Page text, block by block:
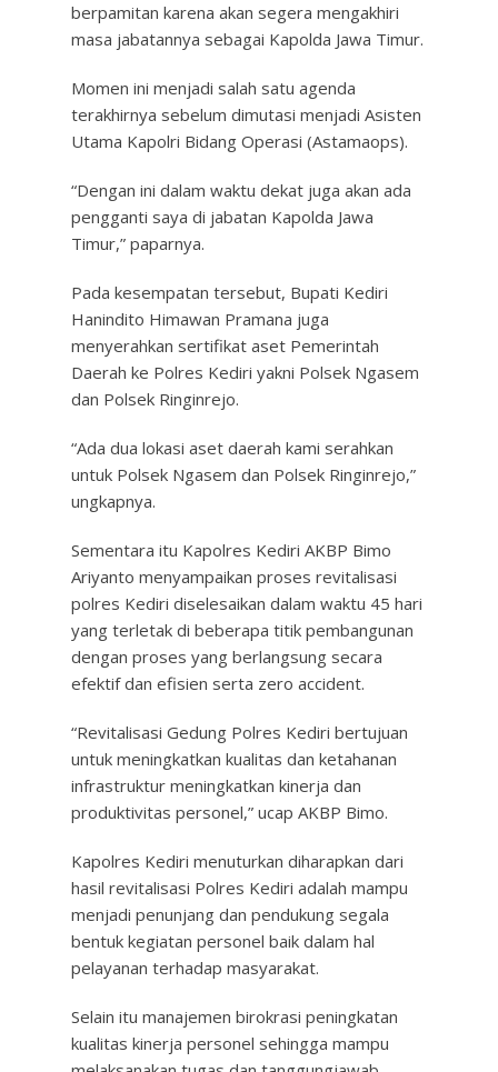
berpamitan karena akan segera mengakhiri
masa jabatannya sebagai Kapolda Jawa Timur.
Momen ini menjadi salah satu agenda
terakhirnya sebelum dimutasi menjadi Asisten
Utama Kapolri Bidang Operasi (Astamaops).
“Dengan ini dalam waktu dekat juga akan ada
pengganti saya di jabatan Kapolda Jawa
Timur,” paparnya.
Pada kesempatan tersebut, Bupati Kediri
Hanindito Himawan Pramana juga
menyerahkan sertifikat aset Pemerintah
Daerah ke Polres Kediri yakni Polsek Ngasem
dan Polsek Ringinrejo.
“Ada dua lokasi aset daerah kami serahkan
untuk Polsek Ngasem dan Polsek Ringinrejo,”
ungkapnya.
Sementara itu Kapolres Kediri AKBP Bimo
Ariyanto menyampaikan proses revitalisasi
polres Kediri diselesaikan dalam waktu 45 hari
yang terletak di beberapa titik pembangunan
dengan proses yang berlangsung secara
efektif dan efisien serta zero accident.
“Revitalisasi Gedung Polres Kediri bertujuan
untuk meningkatkan kualitas dan ketahanan
infrastruktur meningkatkan kinerja dan
produktivitas personel,” ucap AKBP Bimo.
Kapolres Kediri menuturkan diharapkan dari
hasil revitalisasi Polres Kediri adalah mampu
menjadi penunjang dan pendukung segala
bentuk kegiatan personel baik dalam hal
pelayanan terhadap masyarakat.
Selain itu manajemen birokrasi peningkatan
kualitas kinerja personel sehingga mampu